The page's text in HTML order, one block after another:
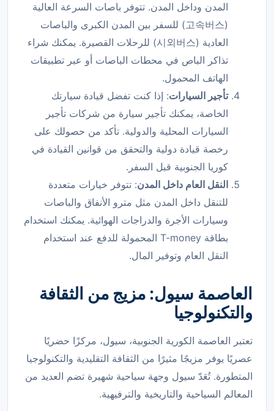
المدن وداخل المدن. تتوفر باصات السرعة العالية
(고속버스) للسفر بين المدن الكبرى والباصات
العادية (시외버스) للرحلات القصيرة. يمكنك شراء
تذاكر الباص في محطات الباصات أو عبر تطبيقات
الهاتف المحمول.
تأجير السيارات: إذا كنت تفضل قيادة سيارتك
الخاصة، يمكنك تأجير سيارة من شركات تأجير
السيارات المحلية والدولية. تأكد من حصولك على
رخصة قيادة دولية والتحقق من قوانين القيادة في
كوريا الجنوبية قبل السفر.
النقل العام داخل المدن: تتوفر خيارات متعددة
للتنقل داخل المدن مثل مترو الأنفاق والباصات
وسيارات الأجرة والدراجات الهوائية. يمكنك استخدام
بطاقة T-money المحمولة للدفع عند استخدام
النقل العام وتوفير المال.
العاصمة سيول: مزيج من الثقافة
والتكنولوجيا
تعتبر العاصمة الكورية الجنوبية، سيول، مركزًا حضريًا
عصريًا يوفر مزيجًا مثيرًا من الثقافة التقليدية والتكنولوجيا
المتطورة. تُعَدّ سيول وجهة سياحية شهيرة تضم العديد من
المعالم السياحية والتاريخية والترفيهية.